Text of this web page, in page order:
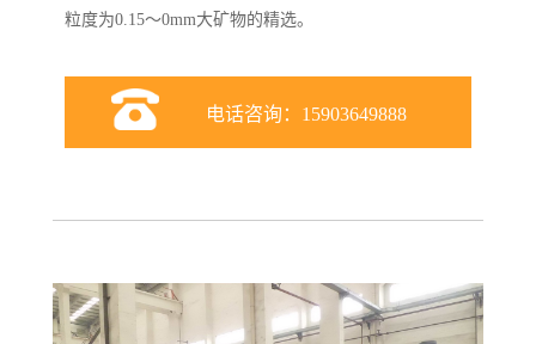
粒度为0.15～0mm大矿物的精选。
电话咨询：15903649888